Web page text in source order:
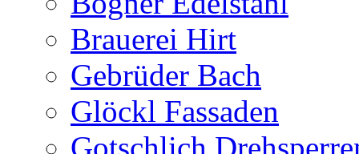
Brauerei Hirt
Gebrüder Bach
Glöckl Fassaden
Gotschlich